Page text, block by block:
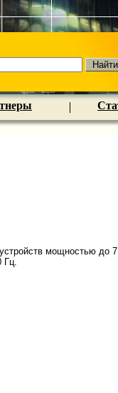
мощностью до
Гц.